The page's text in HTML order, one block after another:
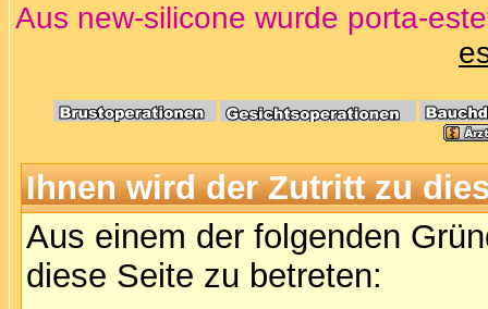
Aus new-silicone wurde porta-
Ihnen wird der Zutritt zu
Aus einem der folgenden
diese Seite zu betreten: